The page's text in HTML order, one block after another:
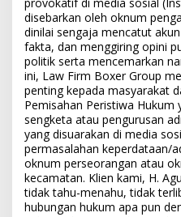
disebarkan oleh oknum
dinilai sengaja mencatut
fakta, dan menggiring opini
politik serta mencemarkan
ini, Law Firm Boxer Group
penting kepada masyarakat
Pemisahan Peristiwa Hukum
sengketa atau pengurusan
yang disuarakan di media
permasalahan keperdataan/
oknum perseorangan atau
kecamatan. Klien kami, H.
tidak tahu-menahu, tidak
hubungan hukum apa pun